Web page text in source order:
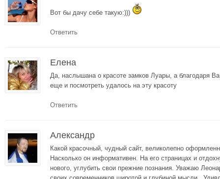
Вот бы дачу себе такую:)))
Ответить
Елена
Да, наслышана о красоте замков Луары, а благодаря
еще и посмотреть удалось на эту красоту
Ответить
Александр
Какой красочный, чудный сайт, великолепно
Насколько он информативен. На его страницах и
нового, углубить свои прежние познания. Уважаю